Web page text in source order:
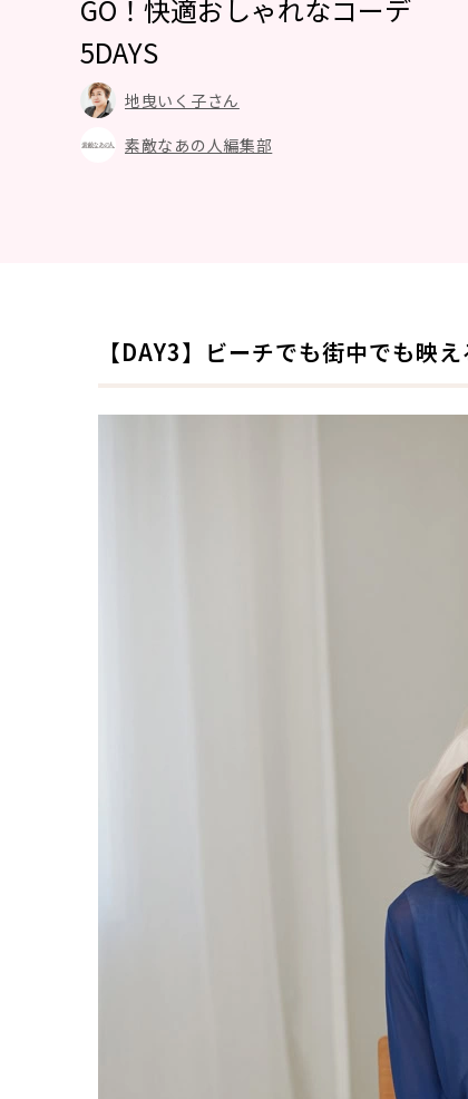
GO！快適おしゃれなコーデ
5DAYS
地曳いく子さん
素敵なあの人編集部
【DAY3】ビーチでも街中でも映